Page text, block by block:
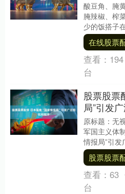
酸豆角、腌
腌辣椒、榨
少的饭搭子
庭的青睐。
就能轻松干
在线股票
查看： 194
台
股票股票
局”引发
原标题：无
军国主义体
情报局”引
近日，日本
市早苗....
股票股票
查看： 63
台